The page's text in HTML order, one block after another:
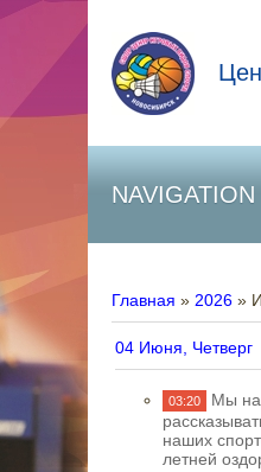
NAVIGATION
Главная » 2026 »
04 Июня, Четверг
03:20
Мы
наших
летней